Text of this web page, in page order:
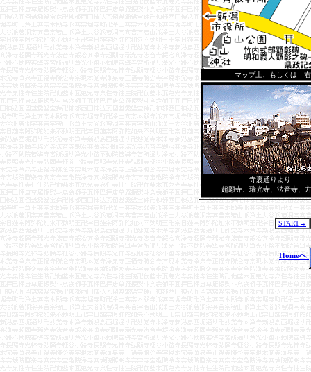
マップ上、もしくは
寺裏通りより
超願寺、瑞光寺、法音寺、
START→
Homeへ